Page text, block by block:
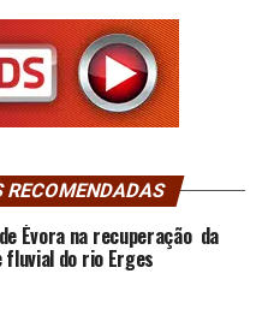
RECOMENDADAS
Évora na recuperação da
fluvial do rio Erges